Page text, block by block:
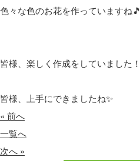
色々な色のお花を作っていますね🎵
皆様、楽しく作成をしていました！
皆様、上手にできましたね✨
« 前へ
一覧へ
次へ »